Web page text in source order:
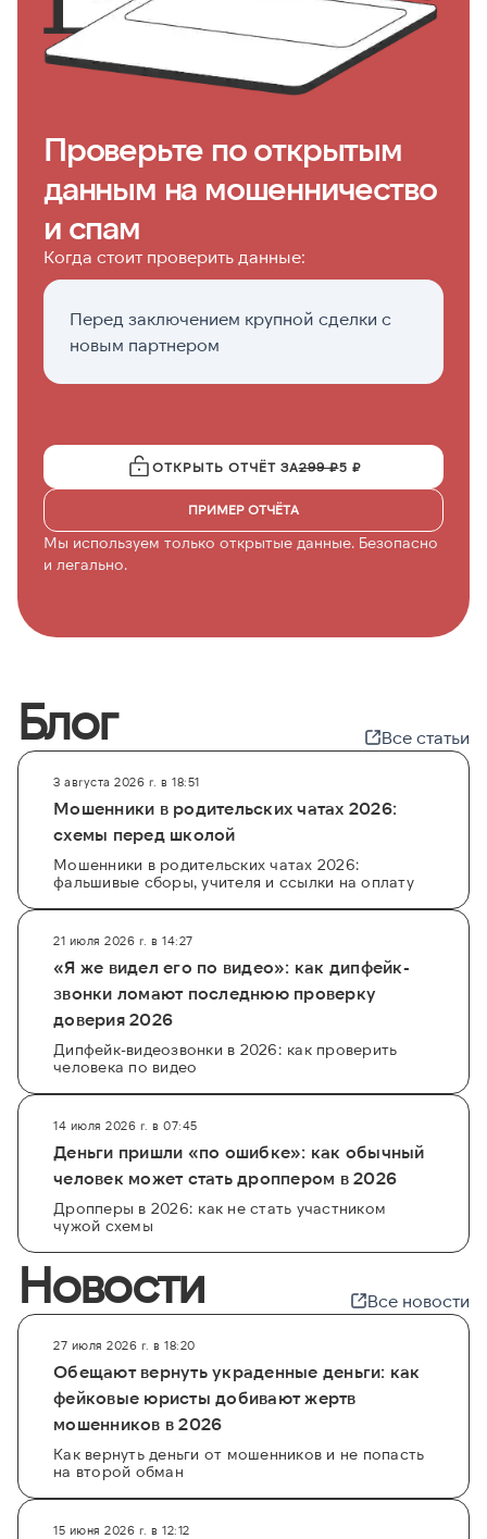
Проверьте по открытым
данным на мошенничество
и спам
Когда стоит проверить данные:
Перед заключением крупной сделки с
новым партнером
ОТКРЫТЬ ОТЧЁТ ЗА299 ₽5 ₽
ПРИМЕР ОТЧЁТА
Мы используем только открытые данные. Безопасно
и легально.
Блог Все статьи
3 августа 2026 г. в 18:51
Мошенники в родительских чатах 2026:
схемы перед школой
Мошенники в родительских чатах 2026:
фальшивые сборы, учителя и ссылки на оплату
21 июля 2026 г. в 14:27
«Я же видел его по видео»: как дипфейк-
звонки ломают последнюю проверку
доверия 2026
Дипфейк-видеозвонки в 2026: как проверить
человека по видео
14 июля 2026 г. в 07:45
Деньги пришли «по ошибке»: как обычный
человек может стать дроппером в 2026
Дропперы в 2026: как не стать участником
чужой схемы
Новости Все новости
27 июля 2026 г. в 18:20
Обещают вернуть украденные деньги: как
фейковые юристы добивают жертв
мошенников в 2026
Как вернуть деньги от мошенников и не попасть
на второй обман
15 июня 2026 г. в 12:12